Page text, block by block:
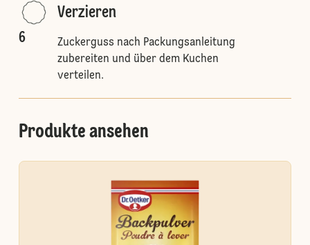
6
Verzieren
Zuckerguss nach Packungsanleitung
zubereiten und über dem Kuchen
verteilen.
Produkte ansehen